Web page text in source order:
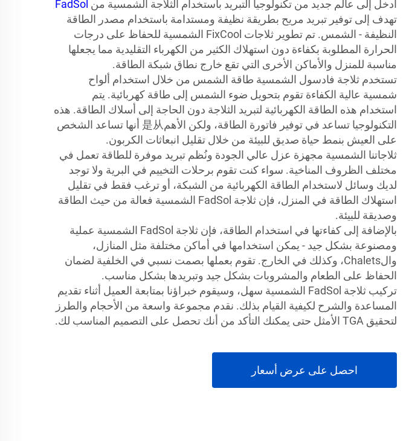
ادخل إلى عالم جديد من تكنولوجيا التبريد باستخدام الثلاجة الشمسية من FadSol
تهدف إلى توفير تبريد مريح بطريقة نظيفة ومستدامة باستخدام مصدر الطاقة
النظيفة - الشمس. تم تطوير ثلاجات FixCool الشمسية للحفاظ على درجات
الحرارة المطلوبة بكفاءة دون استهلاك الكثير من الكهرباء التقليدية مما يجعلها
مناسبة للمنزل والأماكن الأخرى التي تقع خارج نطاق شبكة الطاقة.
تستخدم ثلاجة فادسول الشمسية طاقة الشمس من خلال استخدام ألواح
شمسية عالية الكفاءة تقوم بتحويل ضوء الشمس إلى طاقة كهربائية. يتم
استخدام هذه الطاقة الكهربائية لتبريد الثلاجة دون الحاجة إلى أسلاك الطاقة. هذه
التكنولوجيا تساعد في توفير فاتورة الطاقة، ولكن الأهم是从 أنها تساعد الشخص
على العيش بنمط حياة صديق للبيئة من خلال تقليل انبعاثات الكربون.
ثلاجاتنا الشمسية مجهزة عزل عالي الجودة ونُظم تبريد موفرة للطاقة تعمل في
مختلف الظروف المناخية. سواء كنت تقوم برحلات التخييم في البرية ولا توجد
لديك وسائل لاستخدام الطاقة الكهربائية من الشبكة، أو ترغب فقط في تقليل
استهلاك الطاقة في المنزل، فإن ثلاجة FadSol الشمسية فعالة من حيث الطاقة
وصديقة للبيئة.
بالإضافة إلى كفاءتها في استخدام الطاقة، فإن ثلاجة FadSol الشمسية عملية
ومصنوعة بشكل جيد - يمكن استخدامها في أماكن مختلفة مثل المنازل،
والChalets، وكذلك في الخارج. تقوم بعملها بصمت نسبي في الخلفية لضمان
الحفاظ على الطعام والمشروبات بشكل جيد وتبريدها بشكل مناسب.
تركيب ثلاجة FadSol الشمسية سهل، وسيقوم خبراؤنا بمتابعة العميل أثناء تقديم
المساعدة والشرح لكيفية القيام بذلك. نقدم مجموعة واسعة من الأحجام والطرز
لتحقيق TGA الأمثل حتى يمكنك التأكد من أنك تحصل على التصميم المناسب لك.
احصل على عرض أسعار